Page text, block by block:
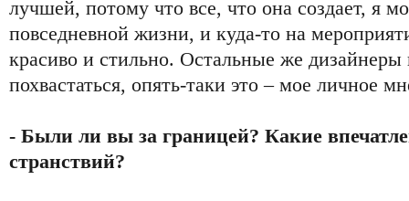
лучшей, потому что все, что она создает, я
повседневной жизни, и куда-то на
красиво и стильно. Остальные же дизайнеры
похвастаться, опять-таки это – мое личное
- Были ли вы за границей? Какие
странствий?